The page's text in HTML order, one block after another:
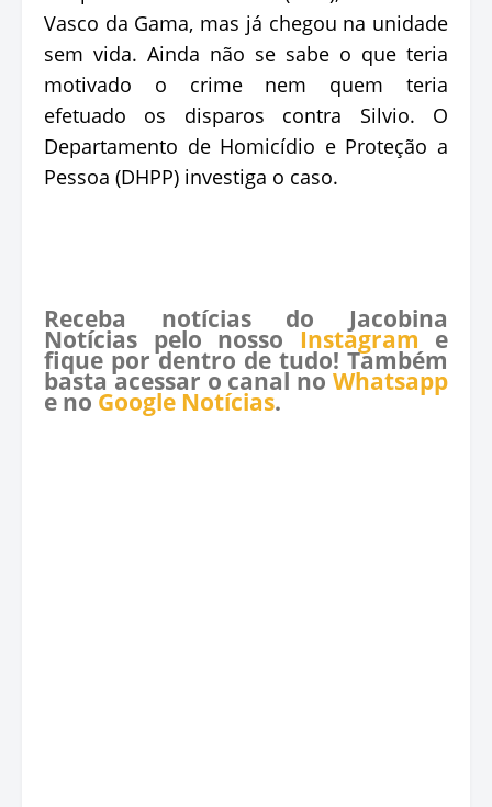
Vasco da Gama, mas já chegou na unidade
sem vida. Ainda não se sabe o que teria
motivado o crime nem quem teria
efetuado os disparos contra Silvio. O
Departamento de Homicídio e Proteção a
Pessoa (DHPP) investiga o caso.
Receba notícias do Jacobina
Notícias pelo nosso Instagram e
fique por dentro de tudo! Também
basta acessar o canal no Whatsapp
e no Google Notícias.